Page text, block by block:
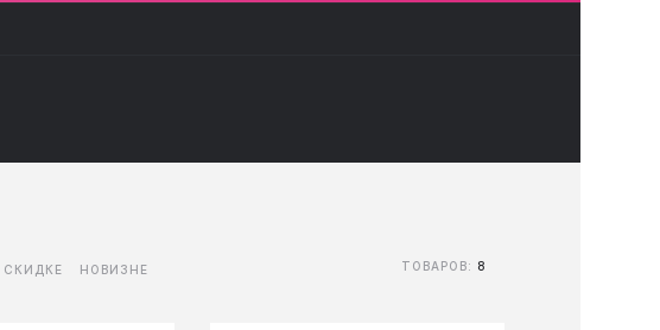
СКИДКЕ НОВИЗНЕ ТОВАРОВ: 8